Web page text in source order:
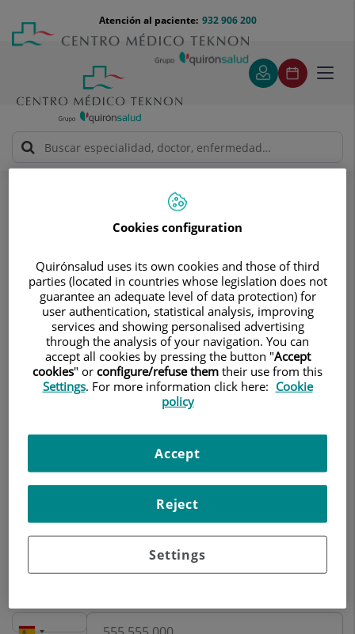
contenido
Menú
teléfono
cabecera
932 906 200
Atención al paciente:
Solicitud de visita
Solicitud de visita
Pide cita sin compromisos
Nombre
Apellidos
Correo electrónico
Cookies configuration
Quirónsalud uses its own cookies and those of third
parties (located in countries whose legislation does not
guarantee an adequate level of data protection) for
user authentication, statistical analysis, improving
services and showing personalised advertising
through the analysis of your navigation. You can
accept all cookies by pressing the button "Accept
cookies" or configure/refuse them their use from this
Settings. For more information click here: Cookie
policy
Settings
Reject
Accept